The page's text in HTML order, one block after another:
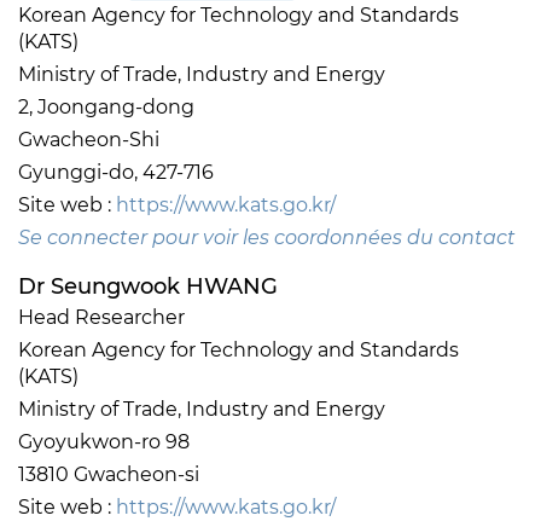
Korean Agency for Technology and Standards
(KATS)
Ministry of Trade, Industry and Energy
2, Joongang-dong
Gwacheon-Shi
Gyunggi-do, 427-716
Site web : https://www.kats.go.kr/
Se connecter pour voir les coordonnées du contact
Dr Seungwook HWANG
Head Researcher
Korean Agency for Technology and Standards
(KATS)
Ministry of Trade, Industry and Energy
Gyoyukwon-ro 98
13810 Gwacheon-si
Site web : https://www.kats.go.kr/